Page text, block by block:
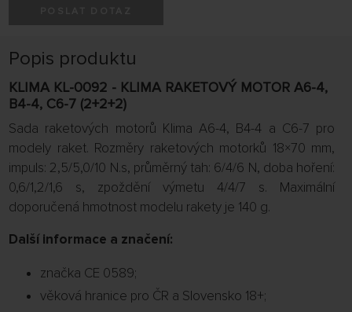
Popis produktu
KLIMA KL-0092 - KLIMA RAKETOVÝ MOTOR A6-4,
B4-4, C6-7 (2+2+2)
Sada raketových motorů Klima A6-4, B4-4 a C6-7 pro
modely raket. Rozměry raketových motorků 18×70 mm,
impuls: 2,5/5,0/10 N.s, průměrný tah: 6/4/6 N, doba hoření:
0,6/1,2/1,6 s, zpoždění výmetu 4/4/7 s. Maximální
doporučená hmotnost modelu rakety je 140 g.
Další informace a značení:
značka CE 0589;
věková hranice pro ČR a Slovensko 18+;